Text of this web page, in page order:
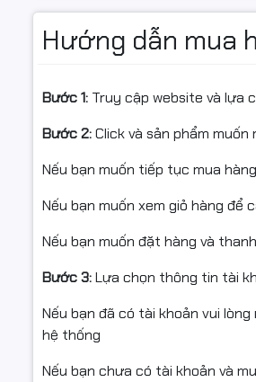
Quý khách quay video khi bóc
Nếu sản phẩm không sử dụng
#fullVAT #mucphotocopy
Hướng dẫn mua
Bước 1: Truy cập website và lựa
Bước 2:Click và sản phẩm
Nếu bạn muốn tiếp tục mua
Nếu bạn muốn xem giỏ hàng để
Nếu bạn muốn đặt hàng và
Bước 3:Lựa chọn thông tin tài
Nếu bạn đã có tài khoản vui
hệ thống
Nếu bạn chưa có tài khoản và